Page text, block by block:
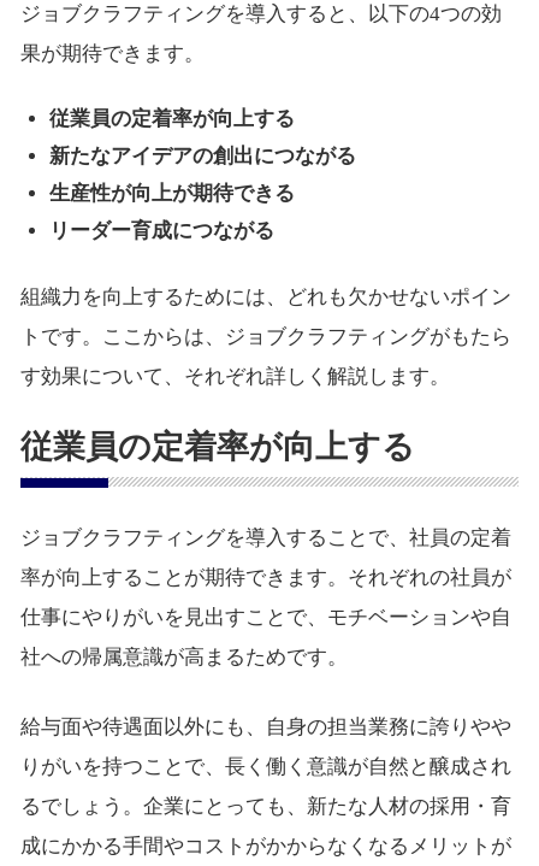
ジョブクラフティングを導入すると、以下の4つの効
果が期待できます。
従業員の定着率が向上する
新たなアイデアの創出につながる
生産性が向上が期待できる
リーダー育成につながる
組織力を向上するためには、どれも欠かせないポイン
トです。ここからは、ジョブクラフティングがもたら
す効果について、それぞれ詳しく解説します。
従業員の定着率が向上する
ジョブクラフティングを導入することで、社員の定着
率が向上することが期待できます。それぞれの社員が
仕事にやりがいを見出すことで、モチベーションや自
社への帰属意識が高まるためです。
給与面や待遇面以外にも、自身の担当業務に誇りやや
りがいを持つことで、長く働く意識が自然と醸成され
るでしょう。企業にとっても、新たな人材の採用・育
成にかかる手間やコストがかからなくなるメリットが